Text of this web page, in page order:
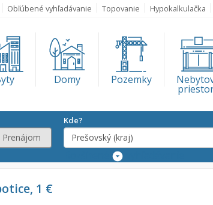
Obľúbené vyhľadávanie Topovanie Hypokalkulačka
Domy Pozemky
Prenájom
Kde?
Prešovský (kraj)
1 €